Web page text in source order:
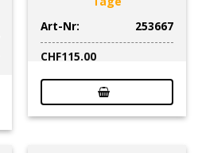
Art-Nr:
253667
CHF115.00